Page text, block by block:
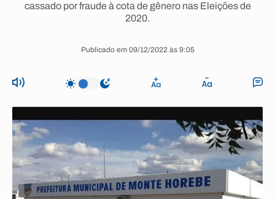
cassado por fraude à cota de gênero nas Eleições de
2020.
Publicado em 09/12/2022 às 9:05